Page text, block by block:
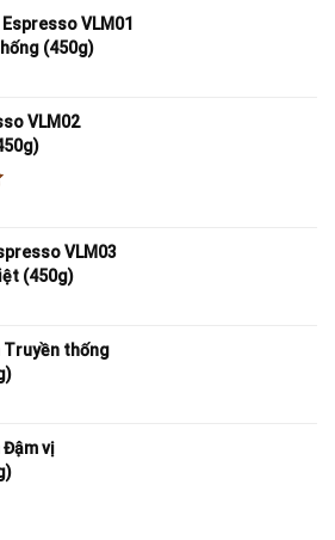
VLM01
(450g)
VLM02
VLM03
(450g)
Truyền thống
Đậm vị